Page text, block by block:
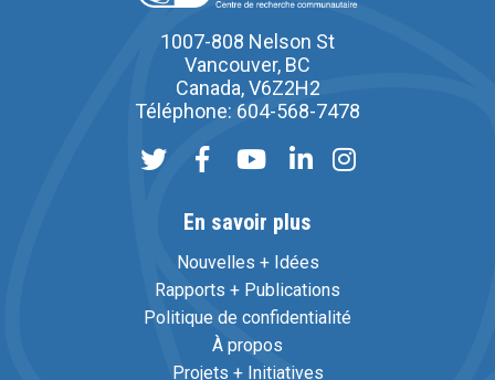
1007-808 Nelson St
Vancouver, BC
Canada, V6Z2H2
Téléphone: 604-568-7478
En savoir plus
Nouvelles + Idées
Rapports + Publications
Politique de confidentialité
À propos
Projets + Initiatives